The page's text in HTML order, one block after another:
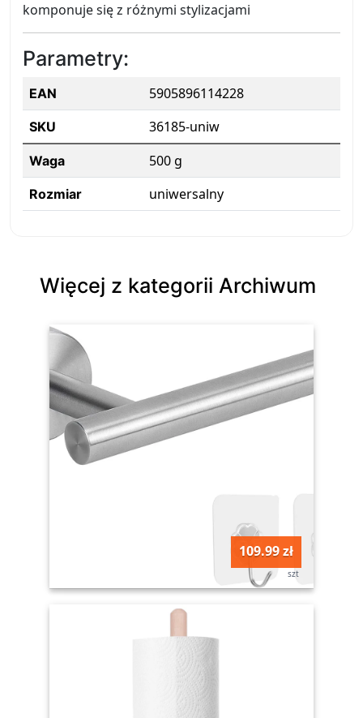
komponuje się z różnymi stylizacjami
Parametry:
EAN 5905896114228
SKU 36185-uniw
Waga 500 g
Rozmiar uniwersalny
Więcej z kategorii Archiwum
109.99 zł
szt